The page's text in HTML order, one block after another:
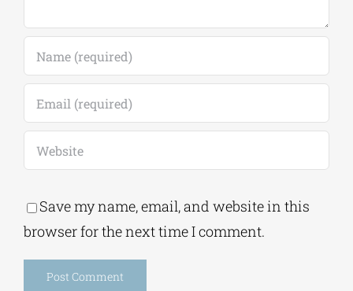
Save my name, email, and website in this